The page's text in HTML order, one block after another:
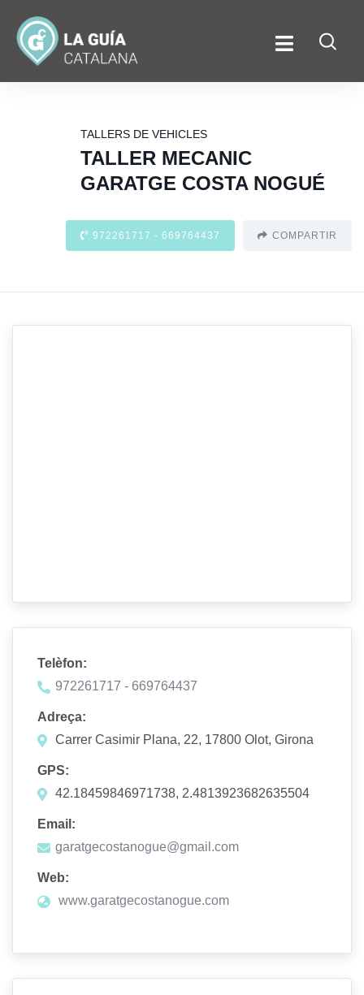
TALLERS DE VEHICLES
TALLER MECANIC
GARATGE COSTA NOGUÉ
972261717 - 669764437 COMPARTIR
Telèfon:
972261717 - 669764437
Adreça:
Carrer Casimir Plana, 22, 17800 Olot, Girona
GPS:
42.18459846971738, 2.4813923682635504
Email:
garatgecostanogue@gmail.com
Web:
www.garatgecostanogue.com